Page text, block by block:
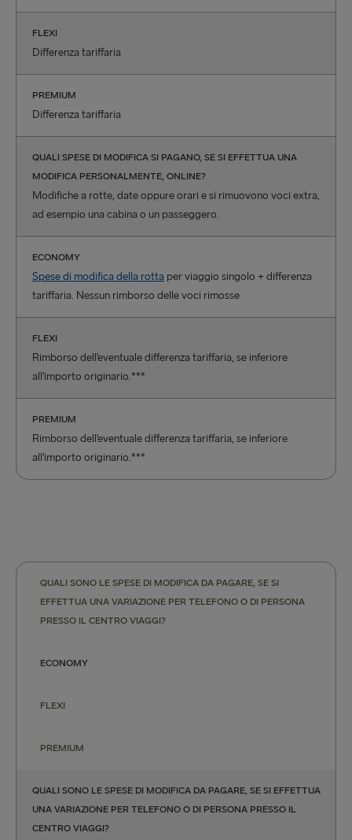
FLEXI
Differenza tariffaria
PREMIUM
Differenza tariffaria
QUALI SPESE DI MODIFICA SI PAGANO, SE SI EFFETTUA UNA
MODIFICA PERSONALMENTE, ONLINE?
Modifiche a rotte, date oppure orari e si rimuovono voci extra,
ad esempio una cabina o un passeggero.
ECONOMY
Spese di modifica della rotta per viaggio singolo + differenza
tariffaria. Nessun rimborso delle voci rimosse
FLEXI
Rimborso dell’eventuale differenza tariffaria, se inferiore
all’importo originario.***
PREMIUM
Rimborso dell’eventuale differenza tariffaria, se inferiore
all’importo originario.***
QUALI SONO LE SPESE DI MODIFICA DA PAGARE, SE SI
EFFETTUA UNA VARIAZIONE PER TELEFONO O DI PERSONA
PRESSO IL CENTRO VIAGGI?
ECONOMY
FLEXI
PREMIUM
QUALI SONO LE SPESE DI MODIFICA DA PAGARE, SE SI EFFETTUA
UNA VARIAZIONE PER TELEFONO O DI PERSONA PRESSO IL
CENTRO VIAGGI?